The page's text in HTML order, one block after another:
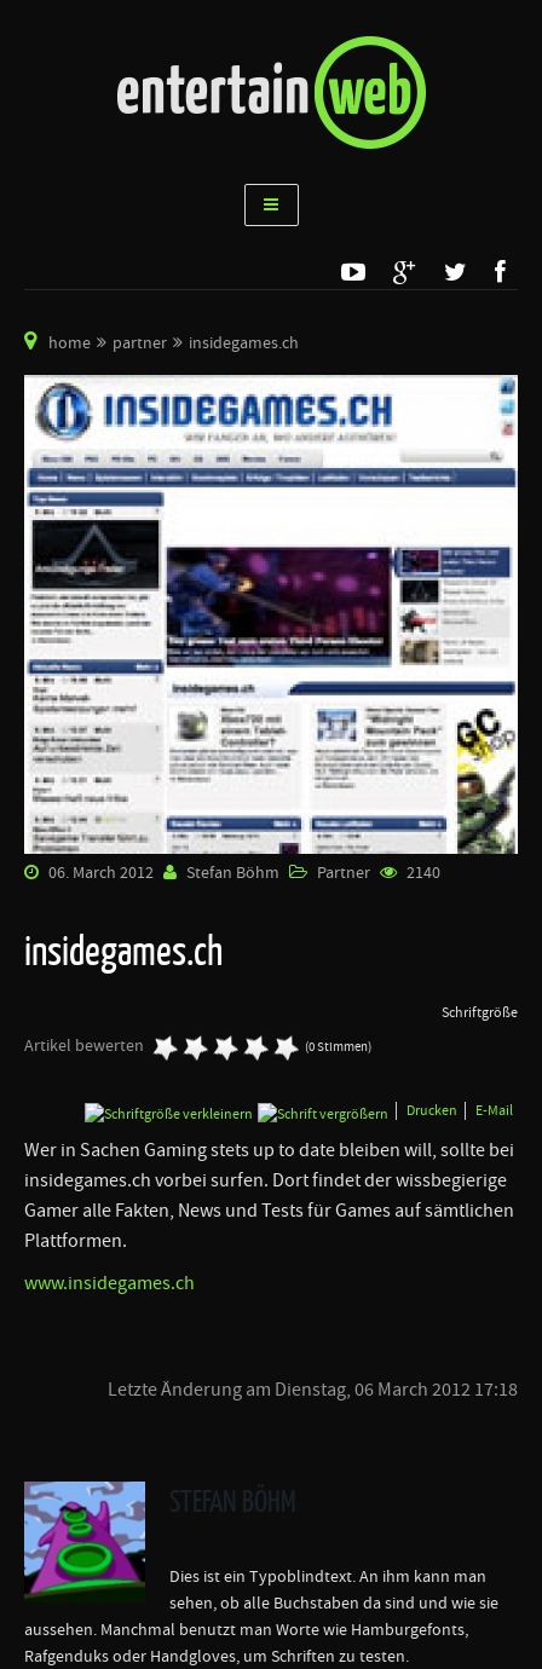
home partner insidegames.ch
06. March 2012 Stefan Böhm Partner 2140
insidegames.ch
Artikel bewerten (0 Stimmen)
Schriftgröße
Drucken E-Mail
Wer in Sachen Gaming stets up to date bleiben will, sollte bei
insidegames.ch vorbei surfen. Dort findet der wissbegierige
Gamer alle Fakten, News und Tests für Games auf sämtlichen
Plattformen.
www.insidegames.ch
Letzte Änderung am Dienstag, 06 March 2012 17:18
STEFAN BÖHM
Dies ist ein Typoblindtext. An ihm kann man
sehen, ob alle Buchstaben da sind und wie sie
aussehen. Manchmal benutzt man Worte wie Hamburgefonts,
Rafgenduks oder Handgloves, um Schriften zu testen.